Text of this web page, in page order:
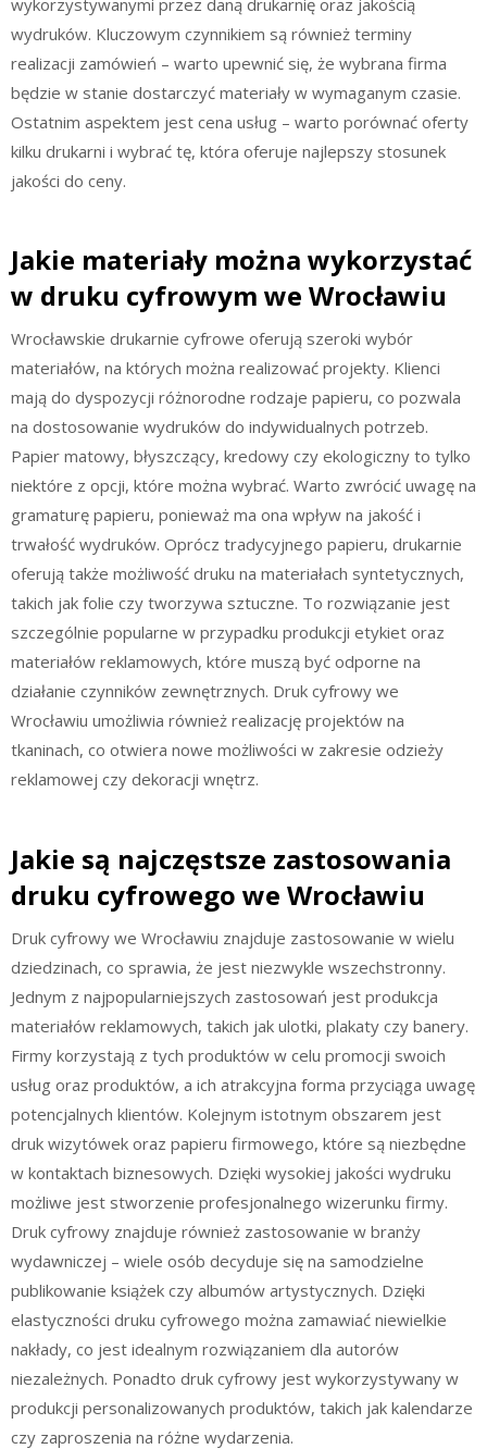
wydruków. Kluczowym czynnikiem są również terminy
realizacji zamówień – warto upewnić się, że wybrana firma
będzie w stanie dostarczyć materiały w wymaganym czasie.
Ostatnim aspektem jest cena usług – warto porównać oferty
kilku drukarni i wybrać tę, która oferuje najlepszy stosunek
jakości do ceny.
Jakie materiały można wykorzystać
w druku cyfrowym we Wrocławiu
Wrocławskie drukarnie cyfrowe oferują szeroki wybór
materiałów, na których można realizować projekty. Klienci
mają do dyspozycji różnorodne rodzaje papieru, co pozwala
na dostosowanie wydruków do indywidualnych potrzeb.
Papier matowy, błyszczący, kredowy czy ekologiczny to tylko
niektóre z opcji, które można wybrać. Warto zwrócić uwagę na
gramaturę papieru, ponieważ ma ona wpływ na jakość i
trwałość wydruków. Oprócz tradycyjnego papieru, drukarnie
oferują także możliwość druku na materiałach syntetycznych,
takich jak folie czy tworzywa sztuczne. To rozwiązanie jest
szczególnie popularne w przypadku produkcji etykiet oraz
materiałów reklamowych, które muszą być odporne na
działanie czynników zewnętrznych. Druk cyfrowy we
Wrocławiu umożliwia również realizację projektów na
tkaninach, co otwiera nowe możliwości w zakresie odzieży
reklamowej czy dekoracji wnętrz.
Jakie są najczęstsze zastosowania
druku cyfrowego we Wrocławiu
Druk cyfrowy we Wrocławiu znajduje zastosowanie w wielu
dziedzinach, co sprawia, że jest niezwykle wszechstronny.
Jednym z najpopularniejszych zastosowań jest produkcja
materiałów reklamowych, takich jak ulotki, plakaty czy banery.
Firmy korzystają z tych produktów w celu promocji swoich
usług oraz produktów, a ich atrakcyjna forma przyciąga uwagę
potencjalnych klientów. Kolejnym istotnym obszarem jest
druk wizytówek oraz papieru firmowego, które są niezbędne
w kontaktach biznesowych. Dzięki wysokiej jakości wydruku
możliwe jest stworzenie profesjonalnego wizerunku firmy.
Druk cyfrowy znajduje również zastosowanie w branży
wydawniczej – wiele osób decyduje się na samodzielne
publikowanie książek czy albumów artystycznych. Dzięki
elastyczności druku cyfrowego można zamawiać niewielkie
nakłady, co jest idealnym rozwiązaniem dla autorów
niezależnych. Ponadto druk cyfrowy jest wykorzystywany w
produkcji personalizowanych produktów, takich jak kalendarze
czy zaproszenia na różne wydarzenia.